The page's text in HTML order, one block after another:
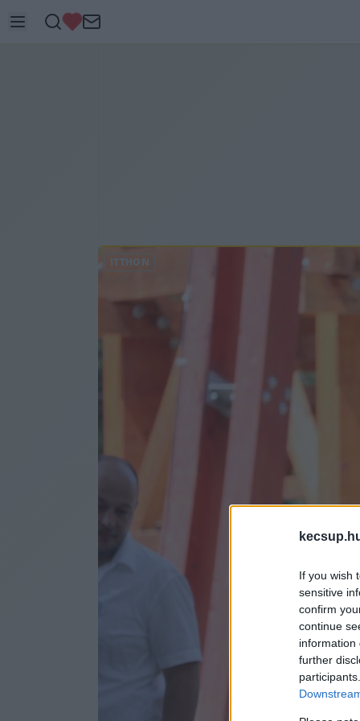
If you wish
sensitive
confirm
continue
information
further
ITTHON